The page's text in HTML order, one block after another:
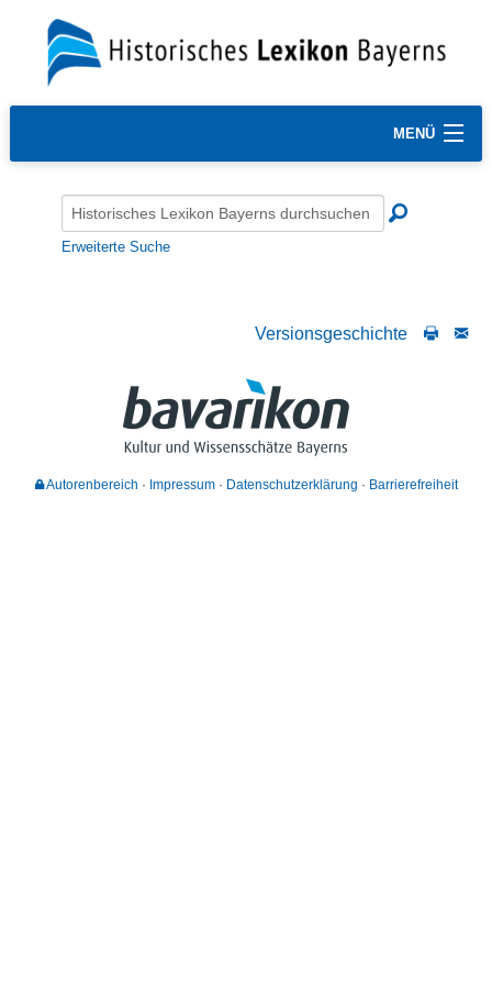
MENÜ
Erweiterte Suche
Versionsgeschichte
Autorenbereich Impressum Datenschutzerklärung Barrierefreiheit